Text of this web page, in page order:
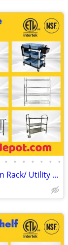
• • • • • • •
Restaurant Kitchen Supplies Storage Bin Rack/ Utility Equipment